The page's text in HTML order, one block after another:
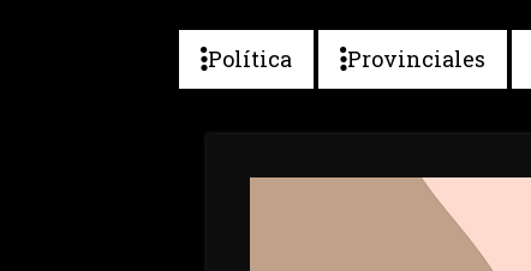
Política Provinciales